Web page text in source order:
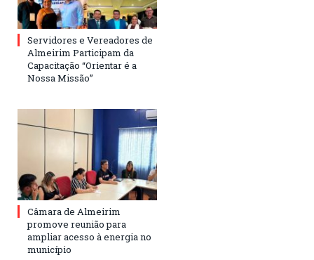
Servidores e Vereadores de
Almeirim Participam da
Capacitação “Orientar é a
Nossa Missão”
Câmara de Almeirim
promove reunião para
ampliar acesso à energia no
município